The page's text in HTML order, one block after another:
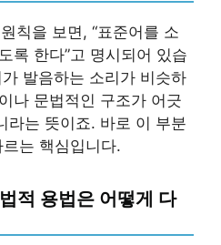
칙을 보면, “표준어를 소
록 한다”고 명시되어 있습
발음하는 소리가 비슷하
나 문법적인 구조가 어긋
라는 뜻이죠. 바로 이 부분
르는 핵심입니다.
적 용법은 어떻게 다